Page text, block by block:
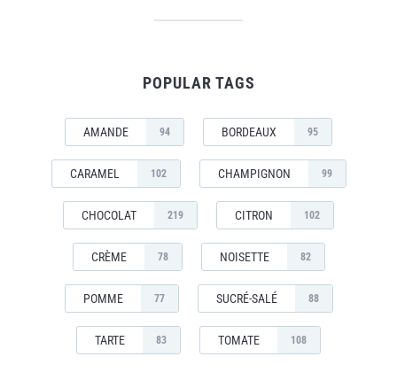
POPULAR TAGS
AMANDE 94 BORDEAUX 95
CARAMEL 102 CHAMPIGNON 99
CHOCOLAT 219 CITRON 102
CRÈME 78 NOISETTE 82
POMME 77 SUCRÉ-SALÉ 88
TARTE 83 TOMATE 108